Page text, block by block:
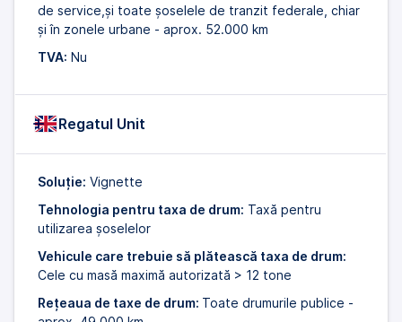
de service,și toate șoselele de tranzit federale, chiar
și în zonele urbane - aprox. 52.000 km
TVA: Nu
Regatul Unit
Soluție: Vignette
Tehnologia pentru taxa de drum: Taxă pentru
utilizarea șoselelor
Vehicule care trebuie să plătească taxa de drum:
Cele cu masă maximă autorizată > 12 tone
Rețeaua de taxe de drum: Toate drumurile publice -